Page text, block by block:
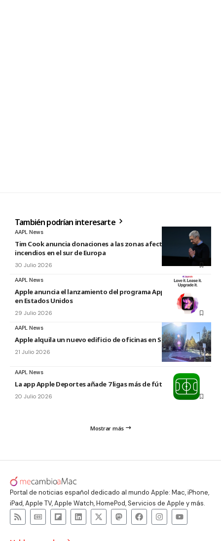
También podrían interesarte
AAPL News
Tim Cook anuncia donaciones a las zonas afectadas por los
incendios en el sur de Europa
30 Julio 2026
AAPL News
Apple anuncia el lanzamiento del programa Apple Upgrade
en Estados Unidos
29 Julio 2026
AAPL News
Apple alquila un nuevo edificio de oficinas en Sunnyvale
21 Julio 2026
AAPL News
La app Apple Deportes añade 7 ligas más de fútbol
20 Julio 2026
Mostrar más
Portal de noticias español dedicado al mundo Apple: Mac, iPhone,
iPad, Apple TV, Apple Watch, HomePod, Servicios de Apple y más.